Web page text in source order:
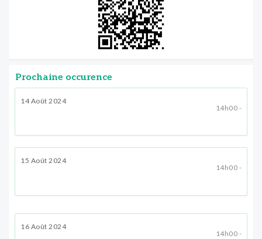
Prochaine occurence
14 Août 2024
14h00 -
15 Août 2024
14h00 -
16 Août 2024
14h00 -